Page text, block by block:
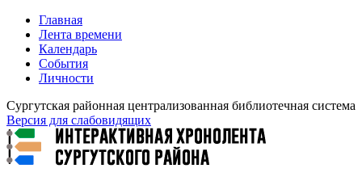
Главная
Лента времени
Календарь
События
Личности
Сургутская районная централизованная библиотечная система
Версия для слабовидящих